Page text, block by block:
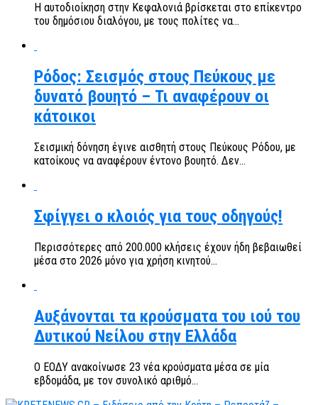
Η αυτοδιοίκηση στην Κεφαλονιά βρίσκεται στο επίκεντρο
του δημόσιου διαλόγου, με τους πολίτες να...
Ρόδος: Σεισμός στους Πεύκους με
δυνατό βουητό – Τι αναφέρουν οι
κάτοικοι
Σεισμική δόνηση έγινε αισθητή στους Πεύκους Ρόδου, με
κατοίκους να αναφέρουν έντονο βουητό. Δεν...
Σφίγγει ο κλοιός για τους οδηγούς!
Περισσότερες από 200.000 κλήσεις έχουν ήδη βεβαιωθεί
μέσα στο 2026 μόνο για χρήση κινητού...
Αυξάνονται τα κρούσματα του ιού του
Δυτικού Νείλου στην Ελλάδα
Ο ΕΟΔΥ ανακοίνωσε 23 νέα κρούσματα μέσα σε μία
εβδομάδα, με τον συνολικό αριθμό...